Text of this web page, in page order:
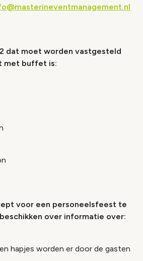
dat moet worden vastgesteld
met buffet is:
voor een personeelsfeest te
over informatie over:
hapjes worden er door de gasten